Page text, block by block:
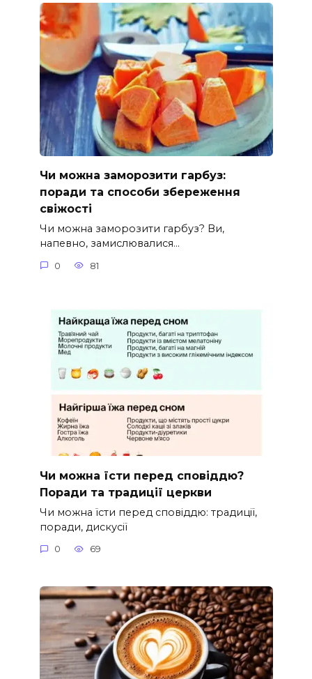
Чи можна заморозити гарбуз:
поради та способи збереження
свіжості
Чи можна заморозити гарбуз? Ви,
напевно, замислювалися…
0 81
Чи можна їсти перед сповіддю?
Поради та традиції церкви
Чи можна їсти перед сповіддю: традиції,
поради, дискусії
0 69